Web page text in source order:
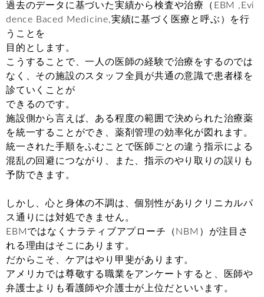
過去のデータに基づいた実績から検査や治療（ EBM ,Evi
dence Baced Medicine,実績に基づく医療と呼ぶ）を行
うことを
目的とします。
こうすることで、一人の医師の経験で治療をするのでは
なく、その施設のスタッフ全員が共通の意識で患者様を
診ていくことが
できるのです。
施設側から言えば、ある程度の範囲で決められた治療薬
を統一することができ、薬剤管理の効率化が図れます。
統一された手順をふむことで医師ごとの違う指示による
混乱の回避につながり、また、指示のやり取りの誤りも
予防できます。
しかし、心と身体の不調は、個別性がありクリニカルパ
ス通りには対処できません。
EBMではなくナラティブアプローチ（ NBM ）が注目さ
れる理由はそこにあります。
だからこそ、ケアはやり甲斐があります。
アメリカでは尊敬する職業をアンケートすると、医師や
弁護士よりも看護師や介護士が上位だといいます。